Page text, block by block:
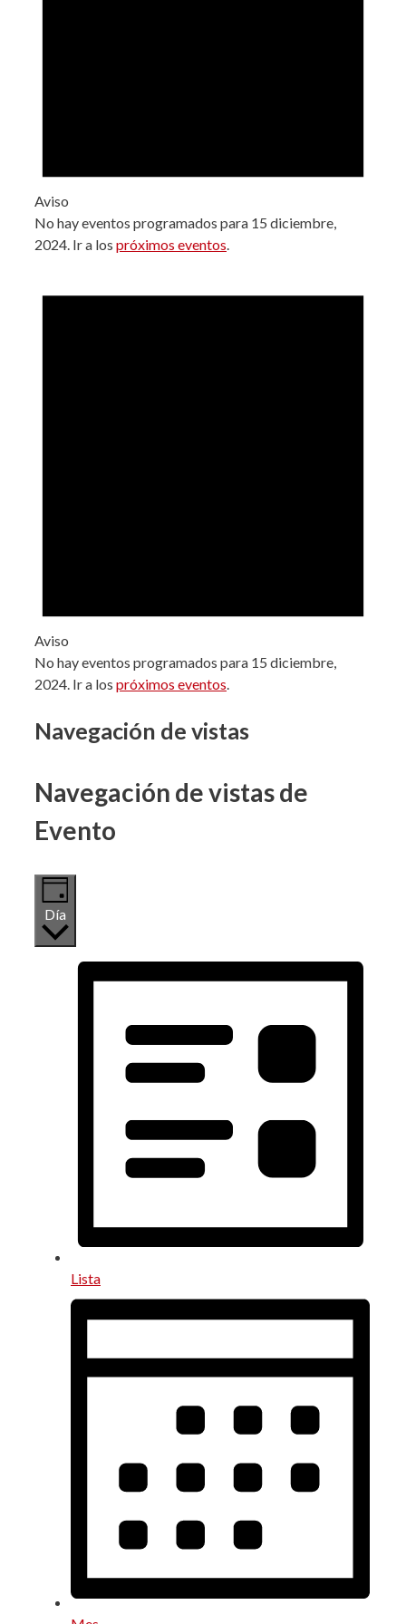
Aviso
No hay eventos programados para 15 diciembre,
2024. Ir a los próximos eventos
Aviso
No hay eventos programados para 15 diciembre,
2024. Ir a los próximos eventos.
Navegación de vistas
Navegación de vistas de
Evento
Día
Lista